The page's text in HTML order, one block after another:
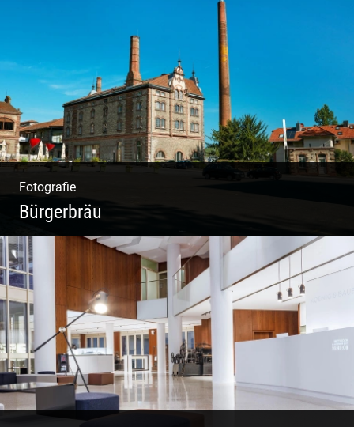
Freundliches Team | Moderne Zimmer |
Luxuriöser Spa | Coole Köche
Fotografie
Bürgerbräu
Gewerbe & Handwerk | Kultur & Kreativität |
Urban & Weltoffen | Gastro & Events